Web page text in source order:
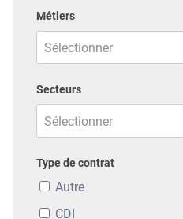
Métiers
Secteurs
Type de contrat
Autre
CDI